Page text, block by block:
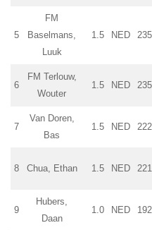
5
FM
Baselmans,
Luuk
1.5 NED
6
FM Terlouw,
Wouter
1.5 NED
7
Van Doren,
Bas
1.5 NED
8 Chua, Ethan 1.5 NED
9
Hubers,
Daan
1.0 NED